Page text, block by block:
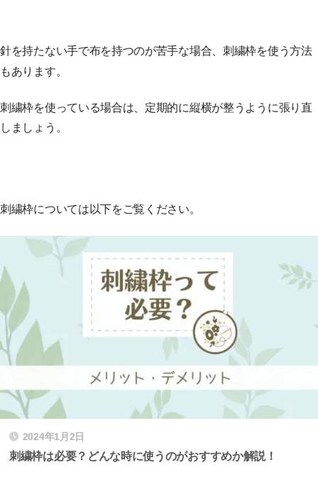
針を持たない手で布を持つのが苦手な場合、刺繍枠を使う方法
もあります。
刺繍枠を使っている場合は、定期的に縦横が整うように張り直
しましょう。
刺繍枠については以下をご覧ください。
2024年1月2日
刺繍枠は必要？どんな時に使うのがおすすめか解説！